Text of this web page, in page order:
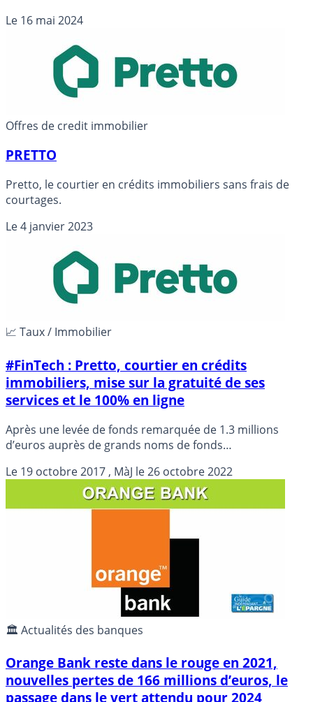
Le 16 mai 2024
Offres de credit immobilier
PRETTO
Pretto, le courtier en crédits immobiliers sans frais de
courtages.
Le4 janvier 2023
📈 Taux / Immobilier
#FinTech : Pretto, courtier en crédits
immobiliers, mise sur la gratuité de ses
services et le 100% en ligne
Après une levée de fonds remarquée de 1.3 millions
d’euros auprès de grands noms de fonds
immobiliers, mise sur la gratuité de ses services de
courtage auprès des particuliers pour se démarquer. Un
pari audacieux ?
Le 19 octobre 2017 , MàJ le26 octobre 2022
🏛️ Actualités des banques
Orange Bank reste dans le rouge en 2021,
nouvelles pertes de 166 millions d’euros, le
passage dans le vert attendu pour 2024